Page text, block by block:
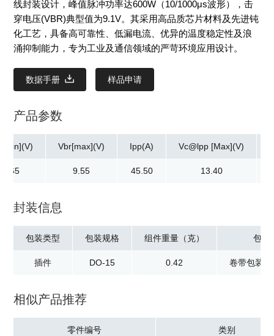
线封装设计，峰值脉冲功率达600W（10/1000μs波形），击
穿电压(VBR)典型值为9.1V。其采用高品质芯片材料及先进钝
化工艺，具备高可靠性、低漏电流、优异的温度稳定性及浪
涌抑制能力，专为工业及通信领域的严苛环境应用设计。
数据手册 样品申请
产品参数
8.65
Vbr[max](V)
9.55
Ipp(A)
45.50
Vc@lpp [Max](V)
13.40
封装信息
包装类型
插件
包装规格
DO-15
组件重量（克）
0.42
包装
卷带包装
相似产品推荐
零件编号 类别